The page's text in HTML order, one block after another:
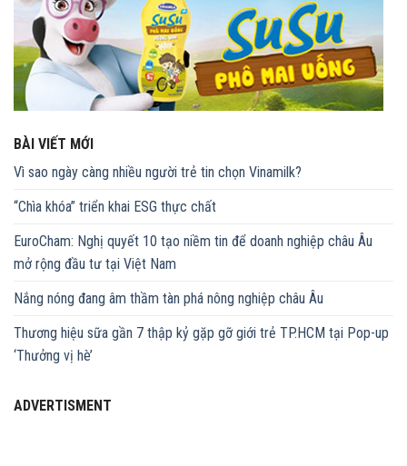
BÀI VIẾT MỚI
Vì sao ngày càng nhiều người trẻ tin chọn Vinamilk?
“Chìa khóa” triển khai ESG thực chất
EuroCham: Nghị quyết 10 tạo niềm tin để doanh nghiệp châu Âu
mở rộng đầu tư tại Việt Nam
Nắng nóng đang âm thầm tàn phá nông nghiệp châu Âu
Thương hiệu sữa gần 7 thập kỷ gặp gỡ giới trẻ TP.HCM tại Pop-up
‘Thưởng vị hè’
ADVERTISMENT